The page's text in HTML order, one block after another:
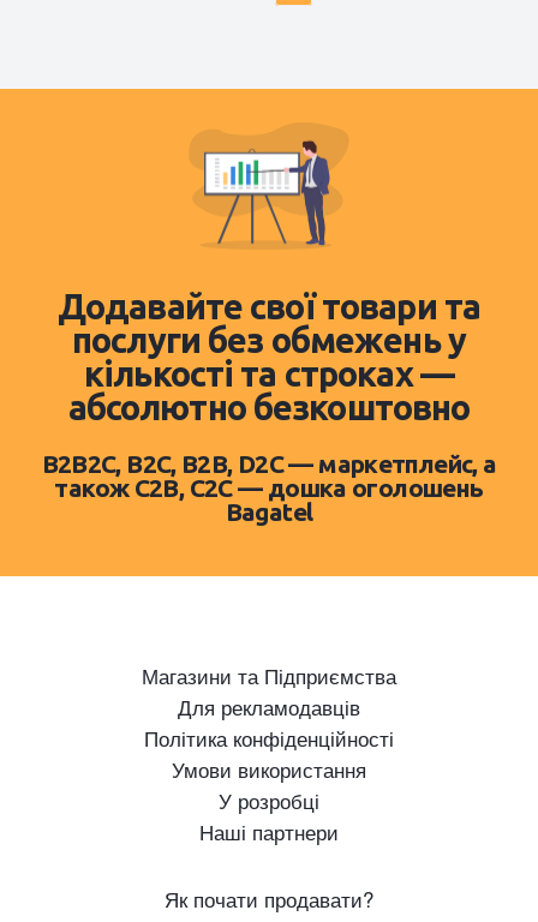
Додавайте свої товари та
послуги без обмежень у
кількості та строках —
абсолютно безкоштовно
B2B2C, B2C, B2B, D2C — маркетплейс, а
також C2B, C2C — дошка оголошень
Bagatel
Магазини та Підприємства
Для рекламодавців
Політика конфіденційності
Умови використання
У розробці
Наші партнери
Як почати продавати?